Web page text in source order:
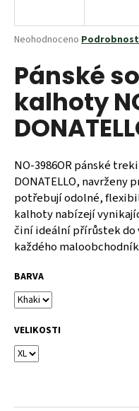
Průměrné
produktu
je
0,0
5
hvězdiček.
Neohodnoceno
Pánské
kalhoty
NO-3986OR pánské
DONATELLO,
potřebují odolné,
kalhoty nabízejí
činí ideální přírůstek
každého
BARVA
VELIKOSTI
j
t
?
HLEDAT
D
o
p
o
r
u
u
j
e